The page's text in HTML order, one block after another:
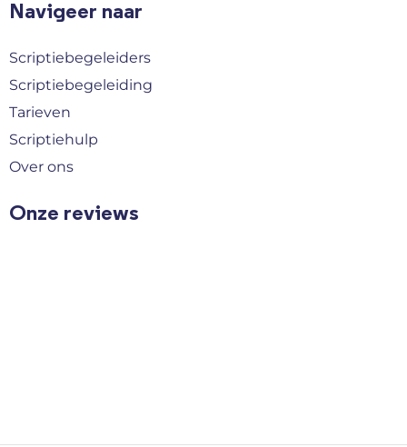
Navigeer naar
Scriptiebegeleiders
Scriptiebegeleiding
Tarieven
Scriptiehulp
Over ons
Onze reviews